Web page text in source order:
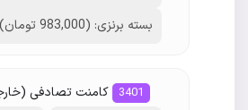
بسته برنزی: (983,000 تومان)
3401 کامنت تصادفی